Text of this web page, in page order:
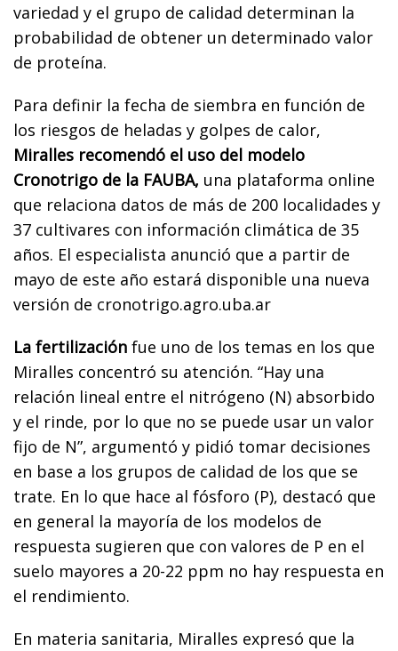
variedad y el grupo de calidad determinan la
probabilidad de obtener un determinado valor
de proteína.
Para definir la fecha de siembra en función de
los riesgos de heladas y golpes de calor,
Miralles recomendó el uso del modelo
Cronotrigo de la FAUBA, una plataforma online
que relaciona datos de más de 200 localidades y
37 cultivares con información climática de 35
años. El especialista anunció que a partir de
mayo de este año estará disponible una nueva
versión de cronotrigo.agro.uba.ar
La fertilización fue uno de los temas en los que
Miralles concentró su atención. “Hay una
relación lineal entre el nitrógeno (N) absorbido
y el rinde, por lo que no se puede usar un valor
fijo de N”, argumentó y pidió tomar decisiones
en base a los grupos de calidad de los que se
trate. En lo que hace al fósforo (P), destacó que
en general la mayoría de los modelos de
respuesta sugieren que con valores de P en el
suelo mayores a 20-22 ppm no hay respuesta en
el rendimiento.
En materia sanitaria, Miralles expresó que la